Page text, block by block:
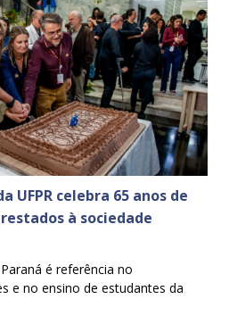
UFPR celebra 65 anos de
à sociedade
é referência no
e no ensino de estudantes da